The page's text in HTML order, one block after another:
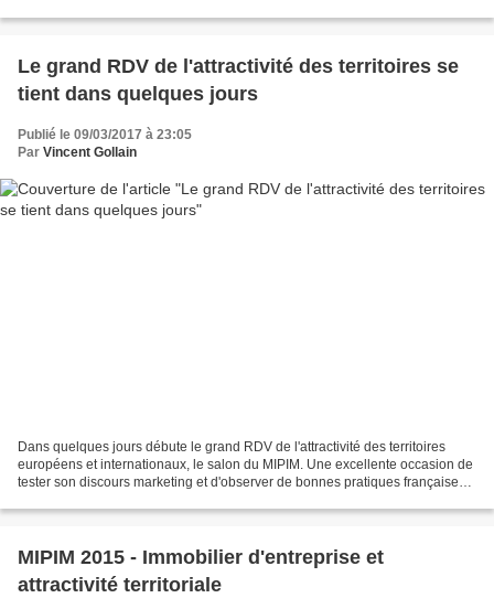
Le grand RDV de l'attractivité des territoires se
tient dans quelques jours
Publié le 09/03/2017 à 23:05
Par Vincent Gollain
Dans quelques jours débute le grand RDV de l'attractivité des territoires
européens et internationaux, le salon du MIPIM. Une excellente occasion de
tester son discours marketing et d'observer de bonnes pratiques françaises
MIPIM 2015 - Immobilier d'entreprise et
attractivité territoriale